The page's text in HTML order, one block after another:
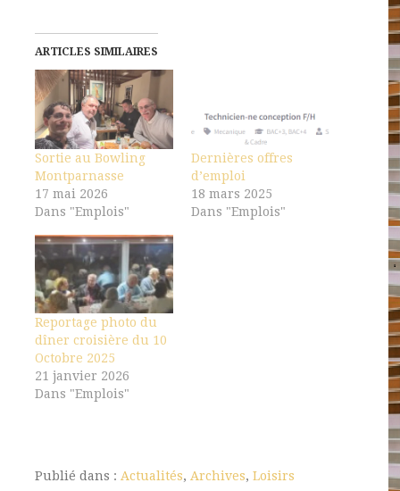
ARTICLES SIMILAIRES
Sortie au Bowling
Montparnasse
17 mai 2026
Dans "Emplois"
Dernières offres
d’emploi
18 mars 2025
Dans "Emplois"
Reportage photo du
dîner croisière du 10
Octobre 2025
21 janvier 2026
Dans "Emplois"
Publié dans : Actualités, Archives, Loisirs